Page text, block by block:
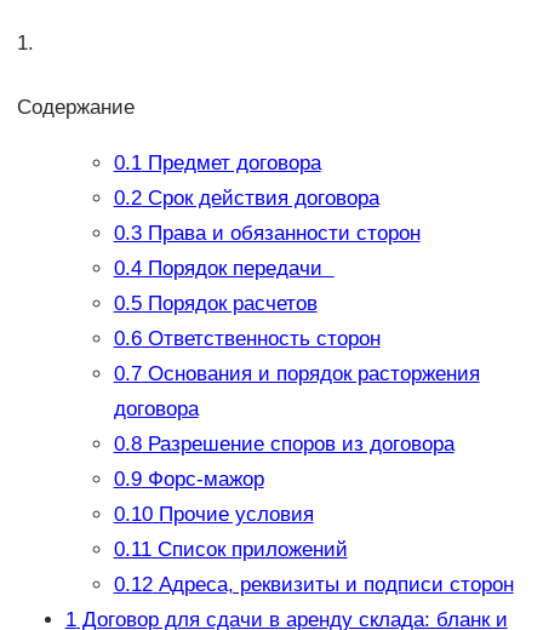
1.
Содержание
0.1Предмет договора
0.2Срок действия договора
0.3Права и обязанности сторон
0.4Порядок передачи
0.5Порядок расчетов
0.6Ответственность сторон
0.7Основания и порядок расторжения
договора
0.8Разрешение споров из договора
0.9Форс-мажор
0.10Прочие условия
0.11Список приложений
0.12Адреса, реквизиты и подписи сторон
1Договор для сдачи в аренду склада: бланк и